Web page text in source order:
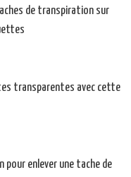
de transpiration sur
transparentes avec cette
pour enlever une tache de